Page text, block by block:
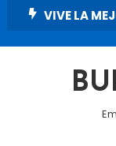
VIVE LA